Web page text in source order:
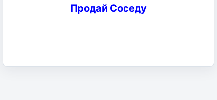
Продай Соседу